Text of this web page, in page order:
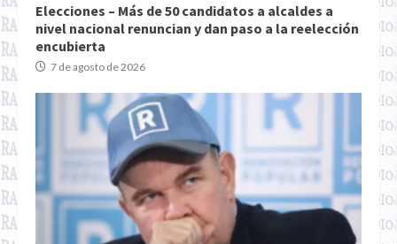
Elecciones – Más de 50 candidatos a alcaldes a
nivel nacional renuncian y dan paso a la reelección
encubierta
7 de agosto de 2026